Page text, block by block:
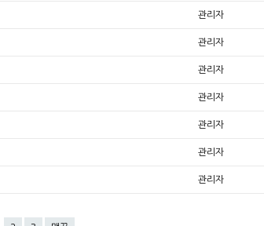
관리자
관리자
관리자
관리자
관리자
관리자
관리자